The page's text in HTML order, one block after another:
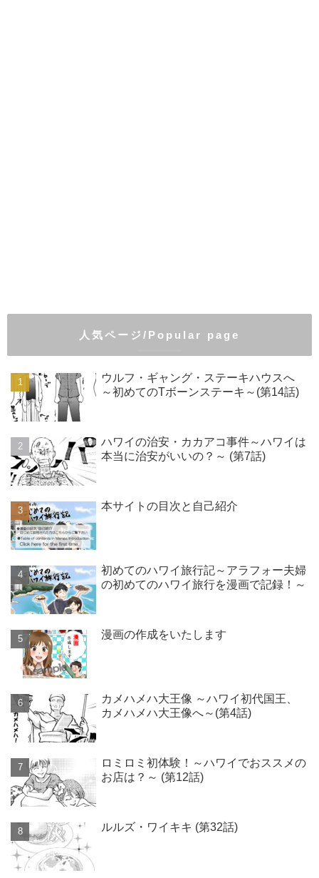
人気ページ/Popular page
ウルフ・ギャング・ステーキハウスへ
～初めてのTボーンステーキ～(第14話)
ハワイの治安・カカアコ事件～ハワイは
本当に治安がいいの？～ (第7話)
本サイトの目次と自己紹介
初めてのハワイ旅行記～アラフォー夫婦
の初めてのハワイ旅行を漫画で記録！～
漫画の作成をいたします
カメハメハ大王像 ～ハワイ初代国王、
カメハメハ大王像へ～(第4話)
ロミロミ初体験！～ハワイでおススメの
お店は？～ (第12話)
ルルズ・ワイキキ (第32話)